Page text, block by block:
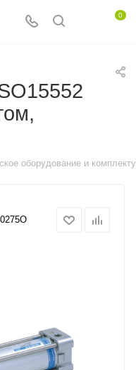
0
оборудование и